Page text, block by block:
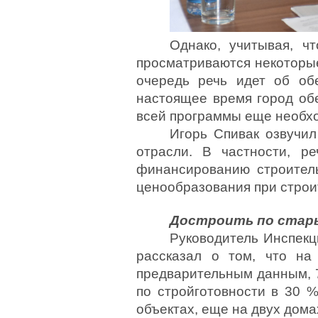
Однако, учитывая,
просматриваются
очередь речь идет об
настоящее время город
всей программы еще
Игорь Спивак
отрасли. В частности,
финансированию
ценообразования при
Достроить по
Руководитель
рассказал о том, что на
предварительным данным,
по стройготовности в 30
объектах, еще на двух